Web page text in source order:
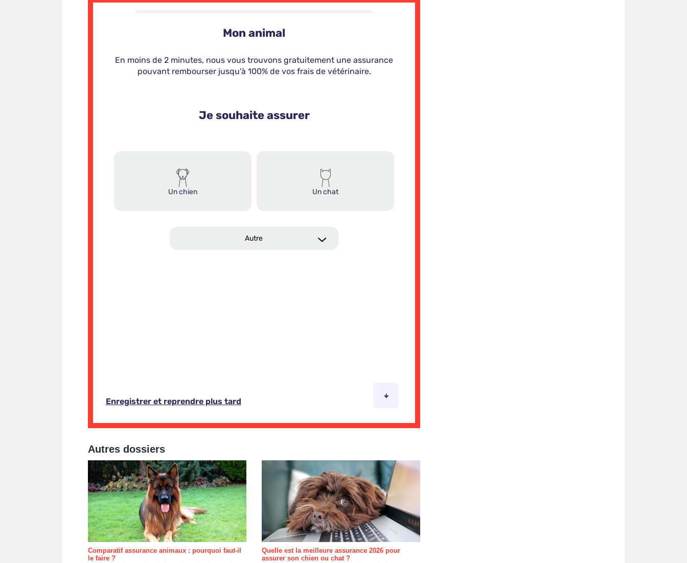
Autres dossiers
Comparatif assurance animaux : pourquoi faut-il
le faire ?
Quelle est la meilleure assurance 2026 pour
assurer son chien ou chat ?